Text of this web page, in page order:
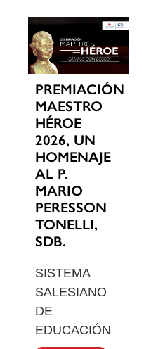
PREMIACIÓN
MAESTRO
HÉROE
2026, UN
HOMENAJE
AL P.
MARIO
PERESSON
TONELLI,
SDB.
SISTEMA
SALESIANO
DE
EDUCACIÓN